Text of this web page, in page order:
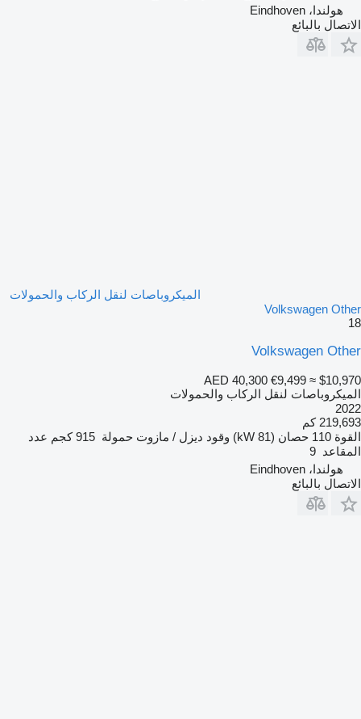
هولندا، Eindhoven
الاتصال بالبائع
الميكروباصات لنقل الركاب والحمولات
Volkswagen Other
18
Volkswagen Other
AED 40,300 €9,499 ≈ $10,970
الميكروباصات لنقل الركاب والحمولات
2022
219,693 كم
القوة 110 حصان (81 kW) وقود ديزل / مازوت حمولة 915 كجم
عدد
المقاعد 9
هولندا، Eindhoven
الاتصال بالبائع